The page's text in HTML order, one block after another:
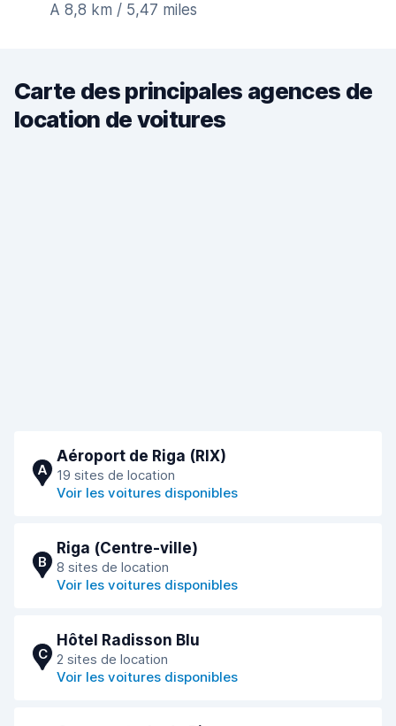
A 8,8 km / 5,47 miles
Carte des principales agences de
location de voitures
A
Aéroport de Riga (RIX)
19 sites de location
Voir les voitures disponibles
B
Riga (Сentre-ville)
8 sites de location
Voir les voitures disponibles
C
Hôtel Radisson Blu
2 sites de location
Voir les voitures disponibles